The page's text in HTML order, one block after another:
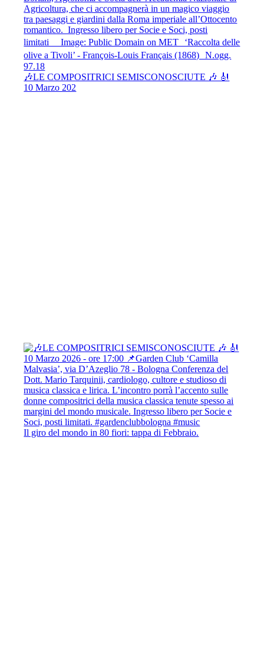
🎶LE COMPOSITRICI SEMISCONOSCIUTE 🎶 🎻
10 Marzo 202
Il giro del mondo in 80 fiori: tappa di Febbraio.